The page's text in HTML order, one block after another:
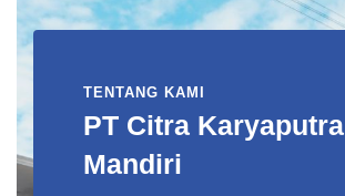
TENTANG KAMI
PT Citra Karyaputra
Mandiri